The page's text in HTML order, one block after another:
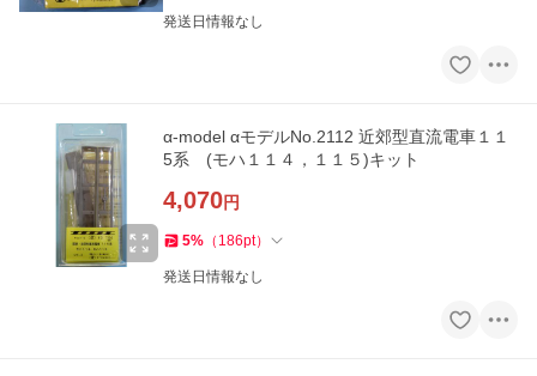
発送日情報なし
α-model αモデルNo.2112 近郊型直流電車１１
5系 (モハ１１４，１１５)キット
4,070円
5% （ 186pt）
発送日情報なし